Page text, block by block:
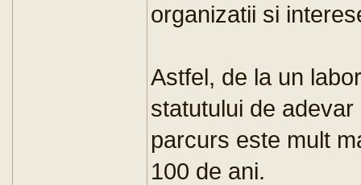
organizatii si
Astfel, de la un
statutului de
parcurs este mult
100 de ani.